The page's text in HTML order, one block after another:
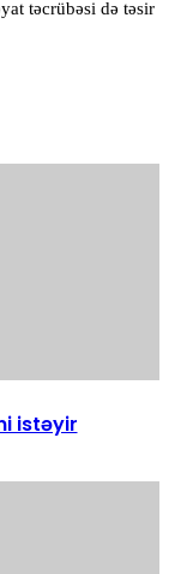
təcrübəsi də təsir
istəyir